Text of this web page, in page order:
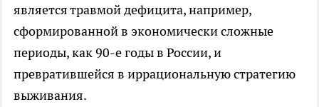
является травмой дефицита, например,
сформированной в экономически сложные
периоды, как 90-е годы в России, и
превратившейся в иррациональную стратегию
выживания.